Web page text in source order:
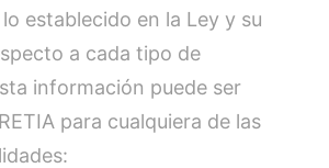
establecido en la Ley y su
a cada tipo de
información puede ser
para cualquiera de las